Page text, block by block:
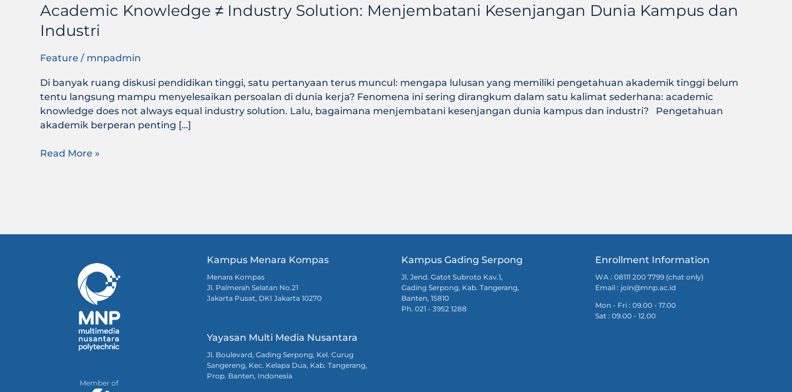
Academic Knowledge ≠ Industry Solution: Menjembatani Kesenjangan Dunia Kampus dan
Industri
Feature / mnpadmin
Di banyak ruang diskusi pendidikan tinggi, satu pertanyaan terus muncul: mengapa lulusan yang memiliki pengetahuan akademik tinggi belum
tentu langsung mampu menyelesaikan persoalan di dunia kerja? Fenomena ini sering dirangkum dalam satu kalimat sederhana: academic
knowledge does not always equal industry solution. Lalu, bagaimana menjembatani kesenjangan dunia kampus dan industri? Pengetahuan
akademik berperan penting […]
Read More »
Member of
Kampus Menara Kompas
Menara Kompas
Jl. Palmerah Selatan No.21
Jakarta Pusat, DKI Jakarta 10270
Kampus Gading Serpong
Jl. Jend. Gatot Subroto Kav.1,
Gading Serpong, Kab. Tangerang,
Banten, 15810
Ph. 021 - 3952 1288
Enrollment Information
WA : 08111 200 7799 (chat only)
Email : join@mnp.ac.id
Mon - Fri : 09.00 - 17.00
Sat : 09.00 - 12.00
Yayasan Multi Media Nusantara
Jl. Boulevard, Gading Serpong, Kel. Curug
Sangereng, Kec. Kelapa Dua, Kab. Tangerang,
Prop. Banten, Indonesia